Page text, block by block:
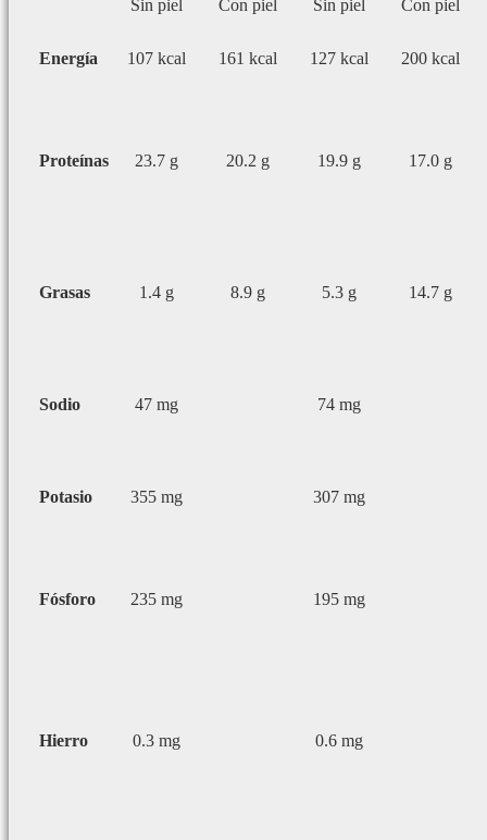
Sin piel Con piel Sin piel Con piel
Energía 107 kcal 161 kcal 127 kcal 200 kcal
Proteínas 23.7 g 20.2 g 19.9 g 17.0 g
Grasas 1.4 g 8.9 g 5.3 g 14.7 g
Sodio 47 mg 74 mg
Potasio 355 mg 307 mg
Fósforo 235 mg 195 mg
Hierro 0.3 mg 0.6 mg